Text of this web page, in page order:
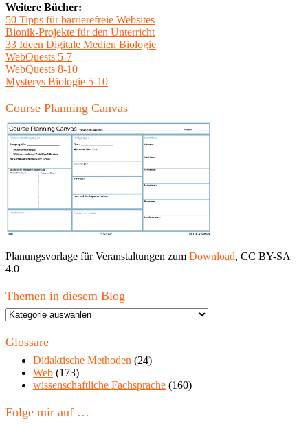
Weitere Bücher:
50 Tipps für barrierefreie Websites
Bionik-Projekte für den Unterricht
33 Ideen Digitale Medien Biologie
WebQuests 5-7
WebQuests 8-10
Mysterys Biologie 5-10
Course Planning Canvas
Planungsvorlage für Veranstaltungen zum Download, CC BY-SA
4.0
Themen in diesem Blog
Themen
diesem
Glossare
Didaktische Methoden (24)
Web (173)
wissenschaftliche Fachsprache (160)
Folge mir auf …